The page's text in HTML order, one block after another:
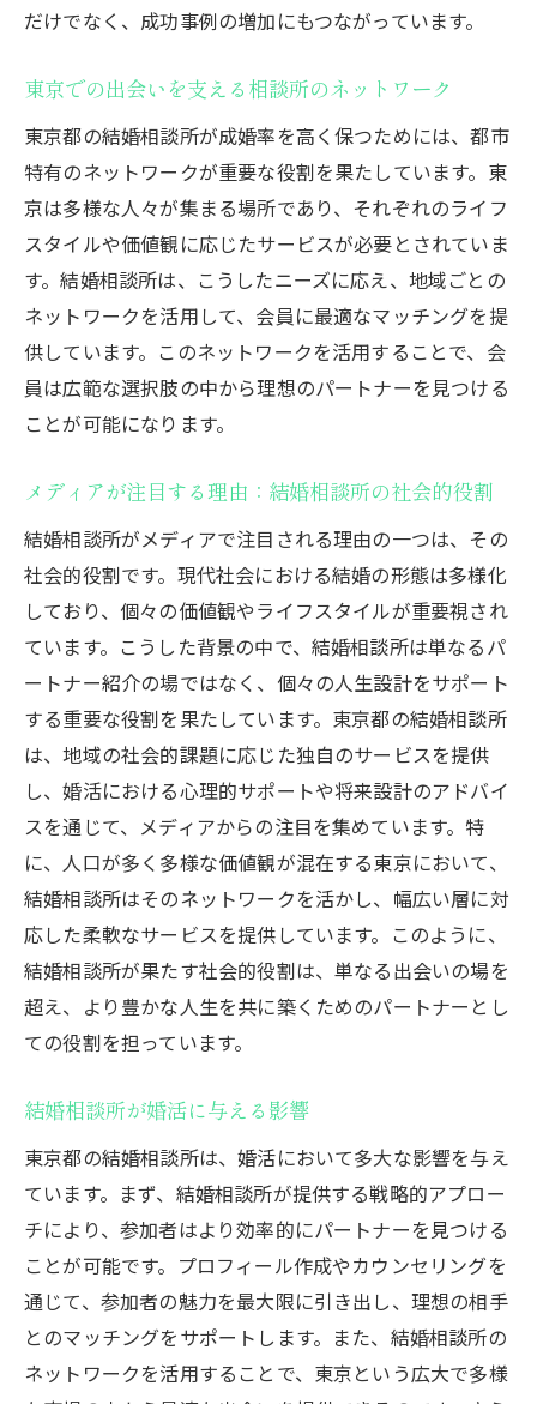
だけでなく、成功事例の増加にもつながっています。
東京での出会いを支える相談所のネットワーク
東京都の結婚相談所が成婚率を高く保つためには、都市
特有のネットワークが重要な役割を果たしています。東
京は多様な人々が集まる場所であり、それぞれのライフ
スタイルや価値観に応じたサービスが必要とされていま
す。結婚相談所は、こうしたニーズに応え、地域ごとの
ネットワークを活用して、会員に最適なマッチングを提
供しています。このネットワークを活用することで、会
員は広範な選択肢の中から理想のパートナーを見つける
ことが可能になります。
メディアが注目する理由：結婚相談所の社会的役割
結婚相談所がメディアで注目される理由の一つは、その
社会的役割です。現代社会における結婚の形態は多様化
しており、個々の価値観やライフスタイルが重要視され
ています。こうした背景の中で、結婚相談所は単なるパ
ートナー紹介の場ではなく、個々の人生設計をサポート
する重要な役割を果たしています。東京都の結婚相談所
は、地域の社会的課題に応じた独自のサービスを提供
し、婚活における心理的サポートや将来設計のアドバイ
スを通じて、メディアからの注目を集めています。特
に、人口が多く多様な価値観が混在する東京において、
結婚相談所はそのネットワークを活かし、幅広い層に対
応した柔軟なサービスを提供しています。このように、
結婚相談所が果たす社会的役割は、単なる出会いの場を
超え、より豊かな人生を共に築くためのパートナーとし
ての役割を担っています。
結婚相談所が婚活に与える影響
東京都の結婚相談所は、婚活において多大な影響を与え
ています。まず、結婚相談所が提供する戦略的アプロー
チにより、参加者はより効率的にパートナーを見つける
ことが可能です。プロフィール作成やカウンセリングを
通じて、参加者の魅力を最大限に引き出し、理想の相手
とのマッチングをサポートします。また、結婚相談所の
ネットワークを活用することで、東京という広大で多様